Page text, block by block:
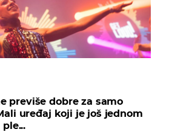
previše dobre za samo
uređaj koji je još jednom